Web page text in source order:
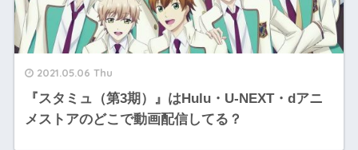
2021.05.06 Thu
『スタミュ（第3期）』はHulu・U-NEXT・dアニ
メストアのどこで動画配信してる？